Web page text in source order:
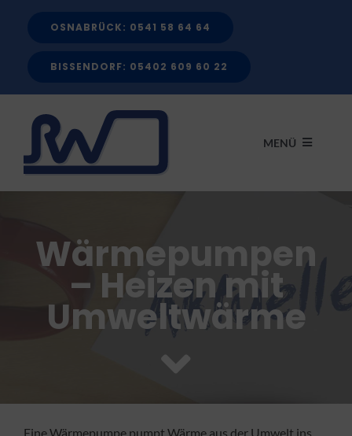
OSNABRÜCK: 0541 58 64 64
BISSENDORF: 05402 609 60 22
MENÜ
LEISTUNGEN
FÖRDERMITTEL
FACHBETRIEB
Wärmepumpen
– Heizen mit
Umweltwärme
Eine Wärmepumpe pumpt Wärme aus der Umwelt ins